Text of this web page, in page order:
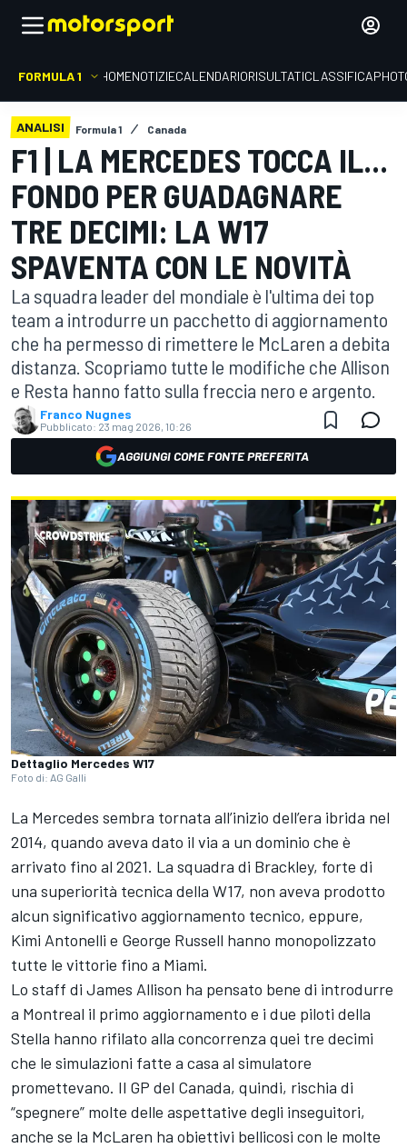
FORMULA 1 HOMENOTIZIECALENDARIORISULTATICLASSIFICA
ANALISI Formula 1 Canada
F1 | LA MERCEDES TOCCA IL...
FONDO PER GUADAGNARE
TRE DECIMI: LA W17
SPAVENTA CON LE NOVITÀ
La squadra leader del mondiale è l'ultima dei top
team a introdurre un pacchetto di aggiornamento
che ha permesso di rimettere le McLaren a debita
distanza. Scopriamo tutte le modifiche che Allison
e Resta hanno fatto sulla freccia nero e argento.
Franco Nugnes
Pubblicato: 23 mag 2026, 10:26
AGGIUNGI COME FONTE PREFERITA
Dettaglio Mercedes W17
Foto di: AG Galli
La Mercedes sembra tornata all’inizio dell’era ibrida nel
2014, quando aveva dato il via a un dominio che è
arrivato fino al 2021. La squadra di Brackley, forte di
una superiorità tecnica della W17, non aveva prodotto
alcun significativo aggiornamento tecnico, eppure,
Kimi Antonelli e George Russell hanno monopolizzato
tutte le vittorie fino a Miami.
Lo staff di James Allison ha pensato bene di introdurre
a Montreal il primo aggiornamento e i due piloti della
Stella hanno rifilato alla concorrenza quei tre decimi
che le simulazioni fatte a casa al simulatore
promettevano. Il GP del Canada, quindi, rischia di
“spegnere” molte delle aspettative degli inseguitori,
anche se la McLaren ha obiettivi bellicosi con le molte